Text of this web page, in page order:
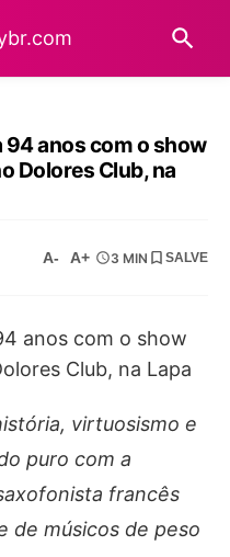
anos com o show
Dolores Club, na
A- A+ 3 MIN SALVE
virtuosismo e
puro com a
francês
de músicos de peso